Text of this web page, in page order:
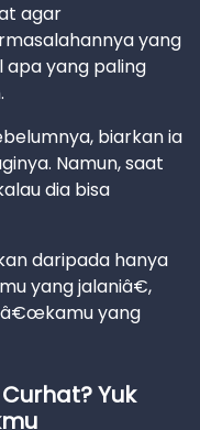
agar
yang
apa yang paling
biarkan ia
Namun, saat
dia bisa
daripada hanya
yang jalaniâ€,
yang
Yuk